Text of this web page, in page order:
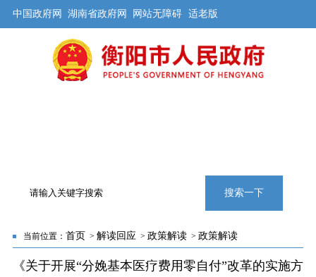
中国政府网 湖南省政府网 网站无障碍 适老版
搜索一下
当前位置： 首页 > 解读回应> 政策解读> 政策解读
《关于开展“分娩基本医疗费用零自付”改革的实施方